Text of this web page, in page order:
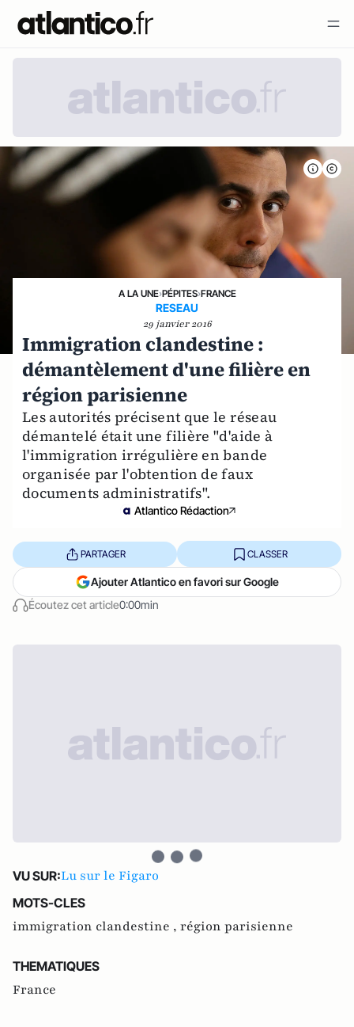
A LA UNE›PÉPITES›FRANCE
RESEAU
29 janvier 2016
Immigration clandestine :
démantèlement d'une filière en
région parisienne
Les autorités précisent que le réseau
démantelé était une filière "d'aide à
l'immigration irrégulière en bande
organisée par l'obtention de faux
documents administratifs".
Atlantico Rédaction
Écoutez cet article0:00min
PARTAGER CLASSER
Ajouter Atlantico en favori sur Google
VU SUR:Lu sur le Figaro
MOTS-CLES
immigration clandestine , région parisienne
THEMATIQUES
France